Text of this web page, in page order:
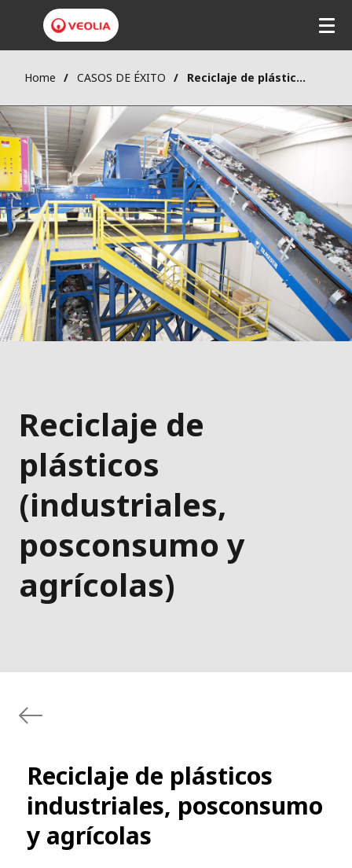
Home CASOS DE ÉXITO Reciclaje de plásticos industriales, posconsumo y agrícolas
Reciclaje de
plásticos
(industriales,
posconsumo y
agrícolas)
Reciclaje de plásticos
industriales, posconsumo
y agrícolas